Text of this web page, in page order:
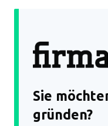
Sie
gründen?